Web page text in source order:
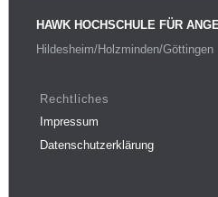
HAWK HOCHSCHULE FÜR
Hildesheim/Holzminden/Göttingen
Rechtliches
Impressum
Datenschutzerklärung